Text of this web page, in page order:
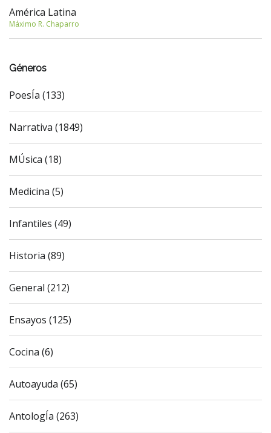
América Latina
Máximo R. Chaparro
Géneros
PoesÍa (133)
Narrativa (1849)
MÚsica (18)
Medicina (5)
Infantiles (49)
Historia (89)
General (212)
Ensayos (125)
Cocina (6)
Autoayuda (65)
AntologÍa (263)